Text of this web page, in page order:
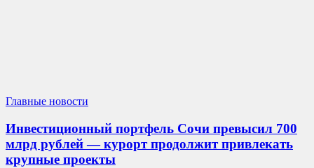
Главные новости
Инвестиционный портфель Сочи превысил 700
млрд рублей — курорт продолжит привлекать
крупные проекты